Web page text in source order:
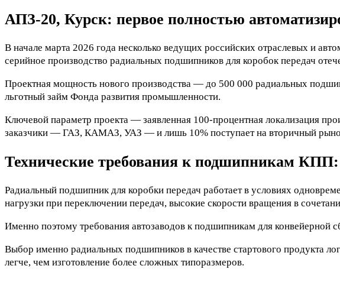
АПЗ-20, Курск: первое полностью
В начале марта 2026 года несколько ведущих российских отраслевых и
серийное производство радиальных подшипников для коробок передач
Проектная мощность нового производства — до 500 000 радиальных
льготный займ Фонда развития промышленности.
Ключевой параметр проекта — заявленная 100-процентная локализация
заказчики — ГАЗ, КАМАЗ, УАЗ — и лишь 10% поступает на вторичный
Технические требования к подшипникам
Радиальный подшипник для коробки передач работает в условиях
нагрузки при переключении передач, высокие скорости вращения в
Именно поэтому требования автозаводов к подшипникам для конвейерной
Выбор именно радиальных подшипников в качестве стартового продукта
легче, чем изготовление более сложных типоразмеров.